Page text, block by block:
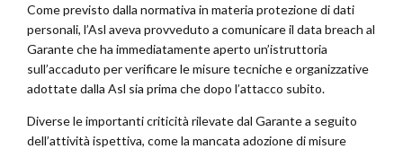
Come previsto dalla normativa in materia protezione di dati
personali, l’Asl aveva provveduto a comunicare il data breach al
Garante che ha immediatamente aperto un’istruttoria
sull’accaduto per verificare le misure tecniche e organizzative
adottate dalla Asl sia prima che dopo l’attacco subito.
Diverse le importanti criticità rilevate dal Garante a seguito
dell’attività ispettiva, come la mancata adozione di misure